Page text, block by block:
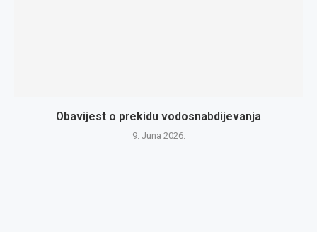
Obavijest o prekidu vodosnabdijevanja
9. Juna 2026.